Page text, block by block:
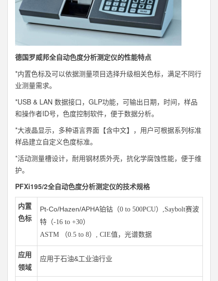
德国罗威邦全自动色度分析测定仪的性能特点
*内置色标及可以依据测量项目选择升级相关色标，满足不同行
业测量需求。
*USB & LAN 数据接口，GLP功能，可输出日期，时间，样品
和操作者ID号，色度控制软件，便于数据分析。
*大液晶显示，多种语言界面【含中文】，用户可根据系列标准
样品建立自定义色度标准。
*活动测量槽设计，耐用钢材质外壳，抗化学腐蚀性能，便于维
护。
PFXi195/2全自动色度分析测定仪的技术规格
内置
色标
Pt-Co/Hazen/APHA铂钴（0 to 500PCU）,Saybolt赛波
特（-16 to +30）
ASTM （0.5 to 8）, CIE值，光谱数据
应用
领域
应用于石油&工业油行业